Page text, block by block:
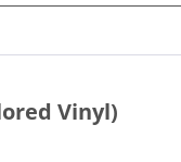
Vinyl)